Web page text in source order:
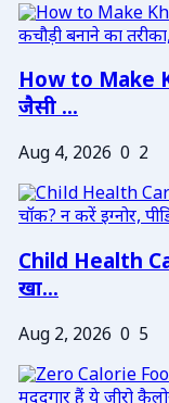
How to Make
जैसी ...
Aug 4, 2026 0 2
Child Health
खा...
Aug 2, 2026 0 5